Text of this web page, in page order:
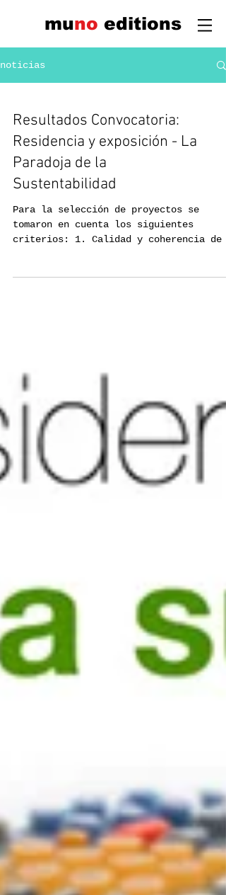
muno editions
noticias
Resultados Convocatoria:
Residencia y exposición - La
Paradoja de la
Sustentabilidad
Para la selección de proyectos se
tomaron en cuenta los siguientes
criterios: 1. Calidad y coherencia de